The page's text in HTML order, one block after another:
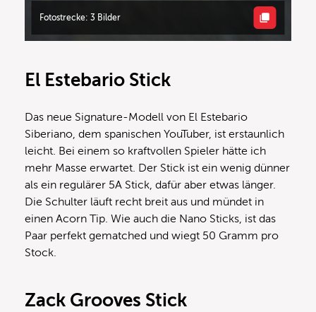
Fotostrecke: 3 Bilder
El Estebario Stick
Das neue Signature-Modell von El Estebario
Siberiano, dem spanischen YouTuber, ist erstaunlich
leicht. Bei einem so kraftvollen Spieler hätte ich
mehr Masse erwartet. Der Stick ist ein wenig dünner
als ein regulärer 5A Stick, dafür aber etwas länger.
Die Schulter läuft recht breit aus und mündet in
einen Acorn Tip. Wie auch die Nano Sticks, ist das
Paar perfekt gematched und wiegt 50 Gramm pro
Stock.
Zack Grooves Stick